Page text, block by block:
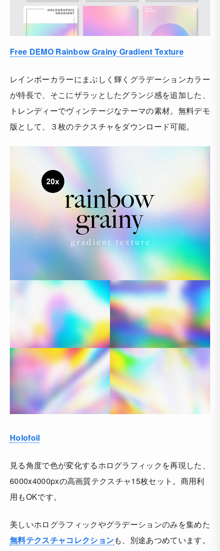
Free DEMO Rainbow Grainy Gradient Texture
レインボーカラーにまぶしく輝くグラデーションカラー
が特長で、そこにザラッとしたグランジ感を追加した、
トレンディーでヴィンテージなテーマの素材。無料デモ
版として、３枚のテクスチャをダウンロード可能。
Holofoil
見る角度で色が変化するホログラフィックを再現した、
6000x4000pxの高画質テクスチャ15枚セット。商用利
用もOKです。
美しいホログラフィックやグラデーションのみを集めた
無料テクスチャコレクションも、別途あつめています。